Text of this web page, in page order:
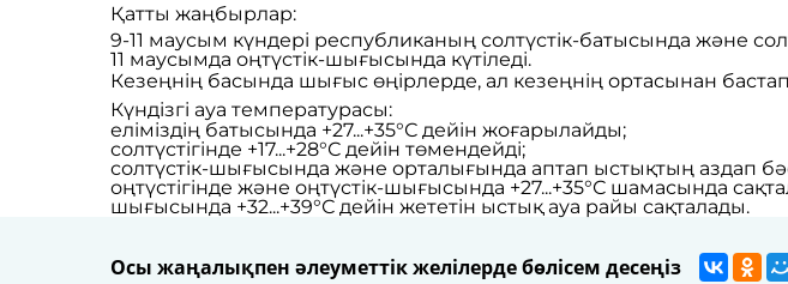
Қатты жаңбырлар:
9-11 маусым күндері республиканың солтүстік-батысында және
11 маусымда оңтүстік-шығысында күтіледі.
Кезеңнің басында шығыс өңірлерде, ал кезеңнің ортасынан
Күндізгі ауа температурасы:
еліміздің батысында +27...+35°С дейін жоғарылайды;
солтүстігінде +17...+28°С дейін төмендейді;
солтүстік-шығысында және орталығында аптап ыстықтың аздап
оңтүстігінде және оңтүстік-шығысында +27...+35°С шамасында
шығысында +32...+39°С дейін жететін ыстық ауа райы сақталады.
Осы жаңалықпен әлеуметтік желілерде бөлісем десеңіз